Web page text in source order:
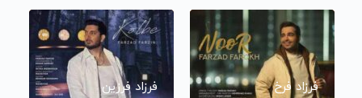
فرزاد فرخ فرزاد فرزین